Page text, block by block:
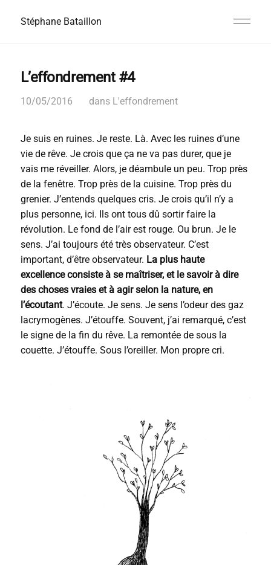
Stéphane Bataillon
L’effondrement #4
10/05/2016 dans L'effondrement
Je suis en ruines. Je reste. Là. Avec les ruines d’une
vie de rêve. Je crois que ça ne va pas durer, que je
vais me réveiller. Alors, je déambule un peu. Trop près
de la fenêtre. Trop près de la cuisine. Trop près du
grenier. J’entends quelques cris. Je crois qu’il n’y a
plus personne, ici. Ils ont tous dû sortir faire la
révolution. Le fond de l’air est rouge. Ou brun. Je le
sens. J’ai toujours été très observateur. C’est
important, d’être observateur. La plus haute
excellence consiste à se maîtriser, et le savoir à dire
des choses vraies et à agir selon la nature, en
l’écoutant. J’écoute. Je sens. Je sens l’odeur des gaz
lacrymogènes. J’étouffe. Souvent, j’ai remarqué, c’est
le signe de la fin du rêve. La remontée de sous la
couette. J’étouffe. Sous l’oreiller. Mon propre cri.